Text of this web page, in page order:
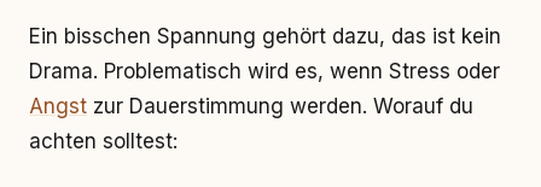
Ein bisschen Spannung gehört dazu, das ist kein
Drama. Problematisch wird es, wenn Stress oder
Angst zur Dauerstimmung werden. Worauf du
achten solltest: